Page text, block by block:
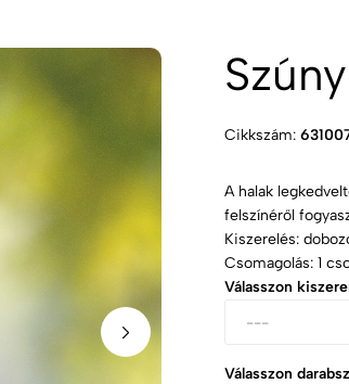
Cikkszám:
A halak
felszínéről
Kiszerelés:
Csomagolás: 1
Válasszon
Válasszon